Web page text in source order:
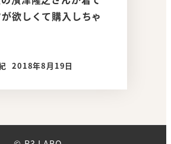
欲しくて購入しちゃ
2018年8月19日